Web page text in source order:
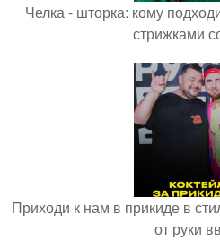
Челка - шторка: кому
стрижками
Приходи к нам в прикиде в
от руки